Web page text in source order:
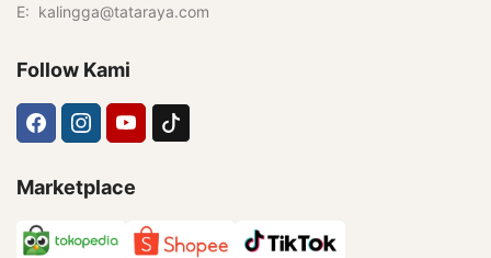
E: kalingga@tataraya.com
Follow Kami
Marketplace